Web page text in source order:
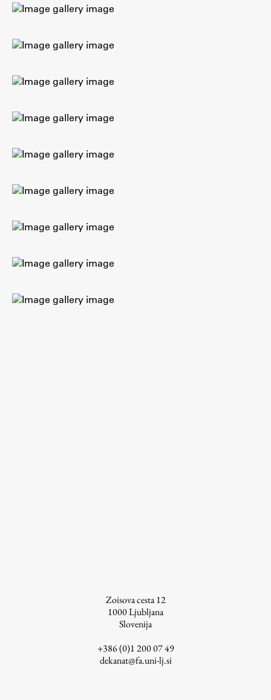
Novice
Program dela
Dosežki
Svetlobni LAB
AR – Arhitektura, raziskovanje
Igra ustvarjalnosti
Zoisova cesta 12
1000Ljubljana
Slovenija
+386 (0)1 200 07 49
dekanat@fa.uni-lj.si